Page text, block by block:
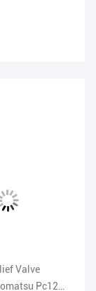
Valve
Pc120